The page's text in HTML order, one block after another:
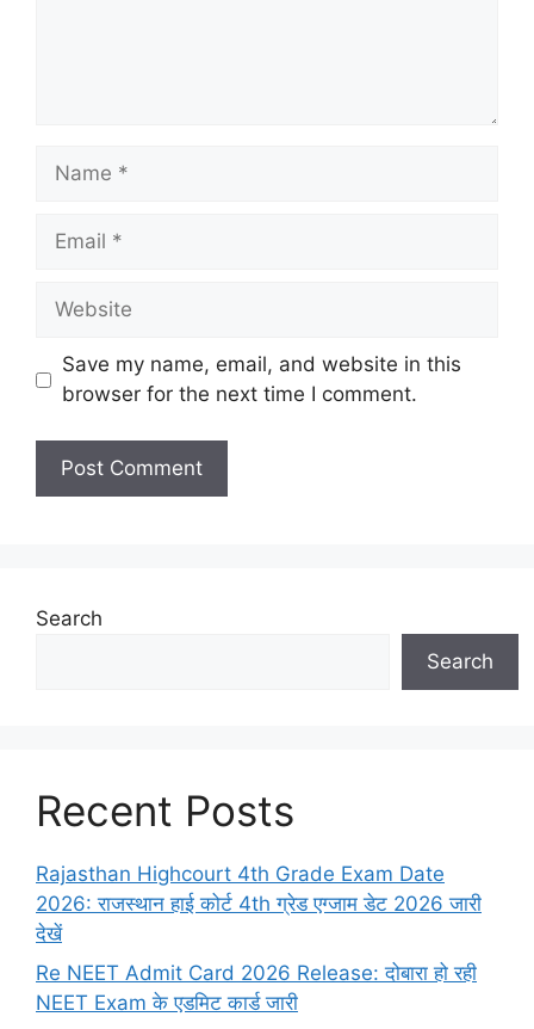
Name
Email
Website
Save my name, email, and website in this
browser for the next time I comment.
Search
Search
Recent Posts
Rajasthan Highcourt 4th Grade Exam Date
2026: राजस्थान हाई कोर्ट 4th ग्रेड एग्जाम डेट 2026 जारी
देखें
Re NEET Admit Card 2026 Release: दोबारा हो रही
NEET Exam के एडमिट कार्ड जारी